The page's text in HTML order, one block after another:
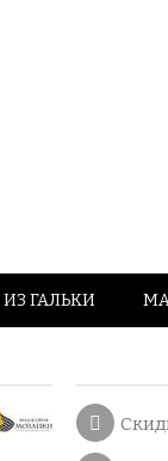
ГАЛЬКИ